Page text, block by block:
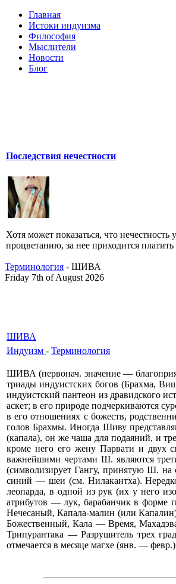
Главная
Истоки индуизма
Философия
Мыслители
Новости
Блог
Последствия нечестности
Хотя может показаться, что
процветанию, за нее приходится платить
Терминология - ШИВА
Friday 7th of August 2026
ШИВА
Индуизм - Терминология
ШИВА (первонач. значение —
триады индуистских богов (Брахма,
индуистский пантеон из дравидского
аскет; в его природе подчеркиваются
в его отношениях с божеств,
голов Брахмы. Иногда Шиву
(капала), он же чаша для подаяний, и
кроме него его жену Парвати и двух
важнейшими чертами Ш. являются
(символизирует Гангу, принятую Ш. на
синий — шеи (см. Нилакантха).
леопарда, в одной из рук (их у него
атрибутов — лук, барабанчик в форме
Нечесаный, Капала-малин (или
Божественный, Кала — Время,
Трипурантака — Разрушитель трех
отмечается в месяце магхе (янв. —